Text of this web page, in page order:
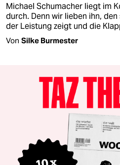
Michael Schumacher liegt im
durch. Denn wir lieben ihn,
der Leistung zeigt und die
Von Silke Burmester